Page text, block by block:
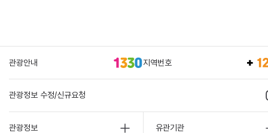
관광안내 지역번호
관광정보 수정/신규요청
관광정보 유관기관